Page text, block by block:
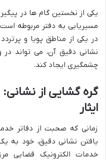
یکی از نخستین گام ها در
مسیریابی به دفتر مربوطه
در یکی از مناطق پویا و
نشانی دقیق آن، می تواند
چشمگیری ایجاد کند.
گره گشایی از نشانی:
ایثار
زمانی که صحبت از دفاتر
یافتن نشانی دقیق، خود به
خدمات الکترونیک قضایی